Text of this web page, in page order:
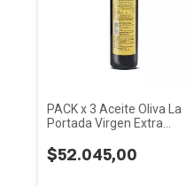
PACK x 3 Aceite Oliva La
Portada Virgen Extra
$52.045,00